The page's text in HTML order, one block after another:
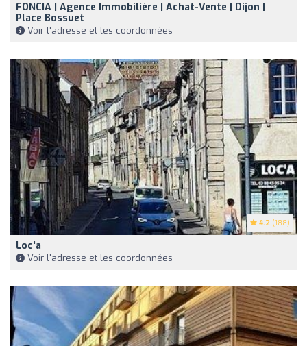
FONCIA | Agence Immobilière | Achat-Vente | Dijon |
Place Bossuet
Voir l'adresse et les coordonnées
4.2 (188)
Loc'a
Voir l'adresse et les coordonnées